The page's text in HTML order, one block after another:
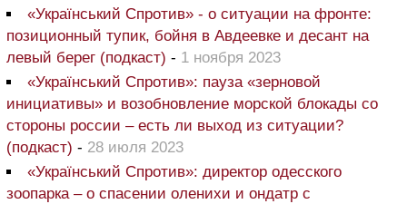
«Український Спротив» - о ситуации на фронте:
позиционный тупик, бойня в Авдеевке и десант на
левый берег (подкаст) - 1 ноября 2023
«Український Спротив»: пауза «зерновой
инициативы» и возобновление морской блокады со
стороны россии – есть ли выход из ситуации?
(подкаст) - 28 июля 2023
«Український Спротив»: директор одесского
зоопарка – о спасении оленихи и ондатр с